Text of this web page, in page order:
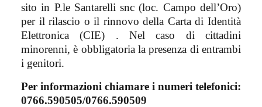
sito in P.le Santarelli snc (loc. Campo dell’Oro)
per il rilascio o il rinnovo della Carta di Identità
Elettronica (CIE) . Nel caso di cittadini
minorenni, è obbligatoria la presenza di entrambi
i genitori.
Per informazioni chiamare i numeri telefonici:
0766.590505/0766.590509